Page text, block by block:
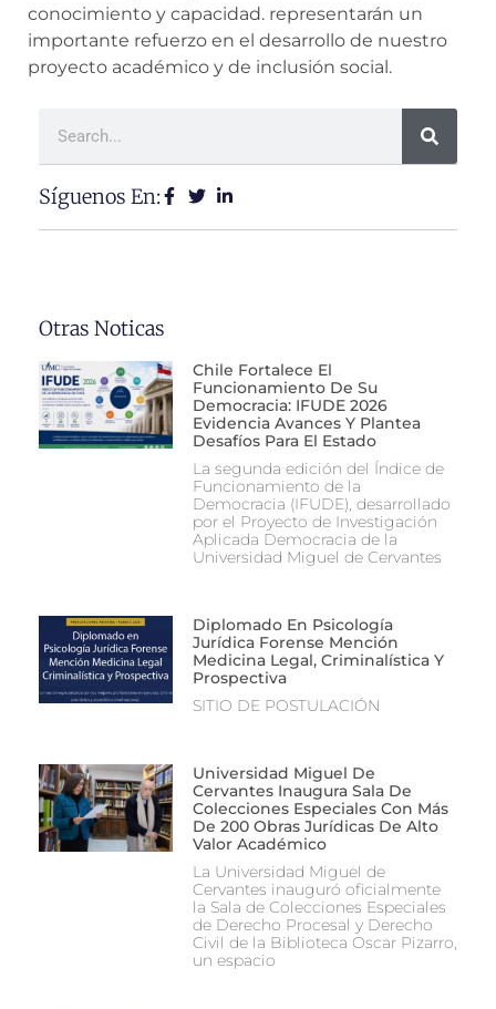
conocimiento y capacidad. representarán un
importante refuerzo en el desarrollo de nuestro
proyecto académico y de inclusión social.
Síguenos En:
Otras Noticas
Chile Fortalece El
Funcionamiento De Su
Democracia: IFUDE 2026
Evidencia Avances Y Plantea
Desafíos Para El Estado
La segunda edición del Índice de
Funcionamiento de la
Democracia (IFUDE), desarrollado
por el Proyecto de Investigación
Aplicada Democracia de la
Universidad Miguel de Cervantes
Diplomado En Psicología
Jurídica Forense Mención
Medicina Legal, Criminalística Y
Prospectiva
SITIO DE POSTULACIÓN
Universidad Miguel De
Cervantes Inaugura Sala De
Colecciones Especiales Con Más
De 200 Obras Jurídicas De Alto
Valor Académico
La Universidad Miguel de
Cervantes inauguró oficialmente
la Sala de Colecciones Especiales
de Derecho Procesal y Derecho
Civil de la Biblioteca Oscar Pizarro,
un espacio